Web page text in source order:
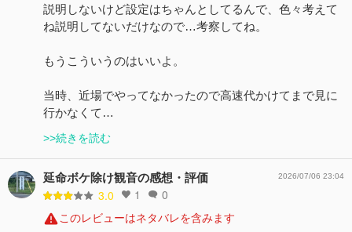
説明しないけど設定はちゃんとしてるんで、色々考えて
ね説明してないだけなので…考察してね。
もうこういうのはいいよ。
当時、近場でやってなかったので高速代かけてまで見に
行かなくて…
>>続きを読む
延命ボケ除け観音の感想・評価
3.0 1 0
2026/07/06 23:04
このレビューはネタバレを含みます